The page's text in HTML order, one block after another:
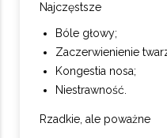
Najczęstsze
Bóle głowy;
Zaczerwienienie
Kongestia nosa;
Niestrawność.
Rzadkie, ale poważne